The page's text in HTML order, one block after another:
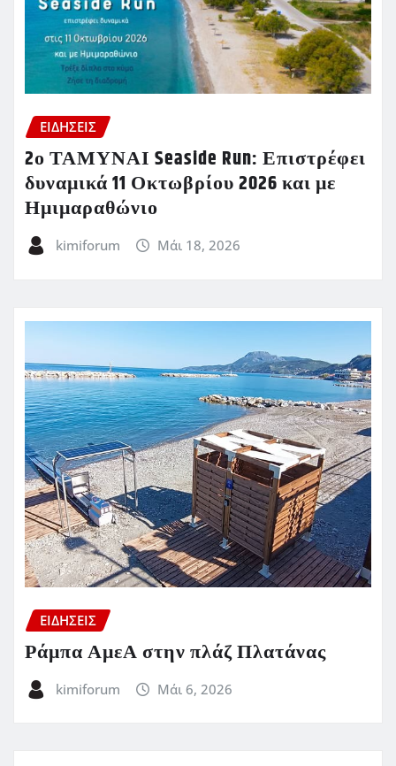
ΕΙΔΗΣΕΙΣ
2ο ΤΑΜΥΝΑΙ Seaside Run: Επιστρέφει
δυναμικά 11 Οκτωβρίου 2026 και με
Ημιμαραθώνιο
kimiforum Μάι 18, 2026
ΕΙΔΗΣΕΙΣ
Ράμπα ΑμεΑ στην πλάζ Πλατάνας
kimiforum Μάι 6, 2026